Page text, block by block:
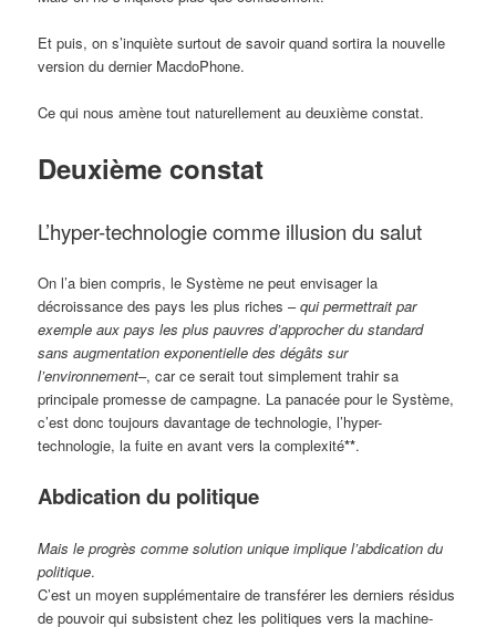
Et puis, on s’inquiète surtout de savoir quand sortira la nouvelle
version du dernier MacdoPhone.
Ce qui nous amène tout naturellement au deuxième constat.
Deuxième constat
L’hyper-technologie comme illusion du salut
On l’a bien compris, le Système ne peut envisager la
décroissance des pays les plus riches –qui permettrait par
exemple aux pays les plus pauvres d’approcher du standard
sans augmentation exponentielle des dégâts sur
l’environnement–, car ce serait tout simplement trahir sa
principale promesse de campagne. La panacée pour le Système,
c’est donc toujours davantage de technologie, l’hyper-
technologie, la fuite en avant vers la complexité**.
Abdication du politique
Mais le progrès comme solution unique implique l’abdication du
politique.
C’est un moyen supplémentaire de transférer les derniers résidus
de pouvoir qui subsistent chez les politiques vers la machine-